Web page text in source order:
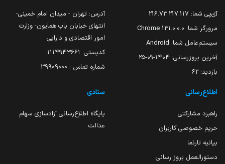
آی‌پی شما: 216.73.217.117
مرورگر شما: 131.0.0.0 Chrome
سیستم‌عامل شما: Android
آخرین بروزرسانی: ۱۴۰۴-۰۹-۲۵
بازدید: 62
آدرس: تهران - میدان امام خمینی-
انتهای خیابان باب همایون- وزارت
امور اقتصادی و دارایی
کدپستی: ۱۱۱۴۹۴۳۶۶۱
شماره تماس : 39909000
اطلاع‌رسانی
راهبرد مشارکتی
حریم خصوصی کاربران
بیانیه تارنما
دستورالعمل بروز رسانی
ستادی
پایگاه اطلاع‌رسانی آزادسازی سهام
عدالت